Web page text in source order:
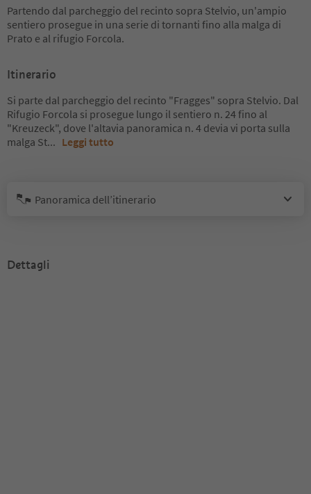
Partendo dal parcheggio del recinto sopra Stelvio, un'ampio
sentiero prosegue in una serie di tornanti fino alla malga di
Prato e al rifugio Forcola.
Itinerario
Si parte dal parcheggio del recinto "Fragges" sopra Stelvio. Dal
Rifugio Forcola si prosegue lungo il sentiero n. 24 fino al
"Kreuzeck", dove l'altavia panoramica n. 4 devia vi porta sulla
malga St... Leggi tutto
Panoramica dell’itinerario
Dettagli